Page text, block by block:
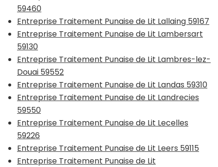
59460
Entreprise Traitement Punaise de Lit Lallaing 59167
Entreprise Traitement Punaise de Lit Lambersart
59130
Entreprise Traitement Punaise de Lit Lambres-lez-
Douai 59552
Entreprise Traitement Punaise de Lit Landas 59310
Entreprise Traitement Punaise de Lit Landrecies
59550
Entreprise Traitement Punaise de Lit Lecelles
59226
Entreprise Traitement Punaise de Lit Leers 59115
Entreprise Traitement Punaise de Lit